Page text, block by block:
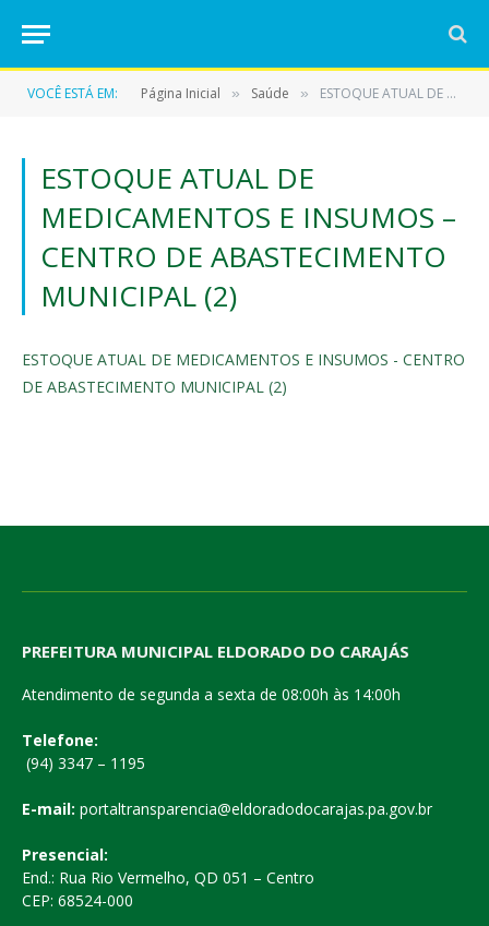
VOCÊ ESTÁ EM: Página Inicial » Saúde » ESTOQUE ATUAL DE MEDICAMENTOS E INSUMOS – CENTRO DE ABASTECIMENTO MUNICIPAL (2)
ESTOQUE ATUAL DE
MEDICAMENTOS E INSUMOS –
CENTRO DE ABASTECIMENTO
MUNICIPAL (2)
ESTOQUE ATUAL DE MEDICAMENTOS E INSUMOS - CENTRO
DE ABASTECIMENTO MUNICIPAL (2)
PREFEITURA MUNICIPAL ELDORADO DO CARAJÁS
Atendimento de segunda a sexta de 08:00h às 14:00h
Telefone:
(94) 3347 – 1195
E-mail: portaltransparencia@eldoradodocarajas.pa.gov.br
Presencial:
End.: Rua Rio Vermelho, QD 051 – Centro
CEP: 68524-000